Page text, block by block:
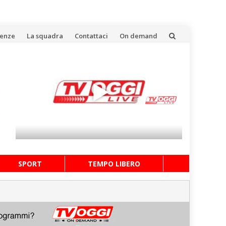
La squadra Contattaci On demand
SPORT TEMPO LIBERO